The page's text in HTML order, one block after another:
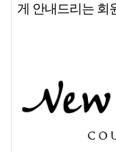
게 안내드리는 회